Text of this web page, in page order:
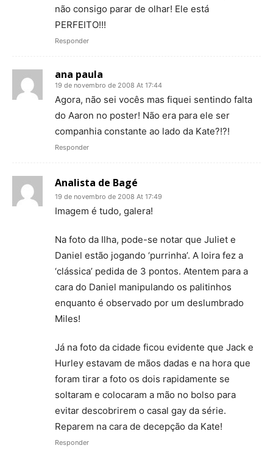
não consigo parar de olhar! Ele está
PERFEITO!!!
Responder
ana paula
19 de novembro de 2008 At 17:44
Agora, não sei vocês mas fiquei sentindo falta
do Aaron no poster! Não era para ele ser
companhia constante ao lado da Kate?!?!
Responder
Analista de Bagé
19 de novembro de 2008 At 17:49
Imagem é tudo, galera!
Na foto da Ilha, pode-se notar que Juliet e
Daniel estão jogando ‘purrinha’. A loira fez a
‘clássica’ pedida de 3 pontos. Atentem para a
cara do Daniel manipulando os palitinhos
enquanto é observado por um deslumbrado
Miles!
Já na foto da cidade ficou evidente que Jack e
Hurley estavam de mãos dadas e na hora que
foram tirar a foto os dois rapidamente se
soltaram e colocaram a mão no bolso para
evitar descobrirem o casal gay da série.
Reparem na cara de decepção da Kate!
Responder